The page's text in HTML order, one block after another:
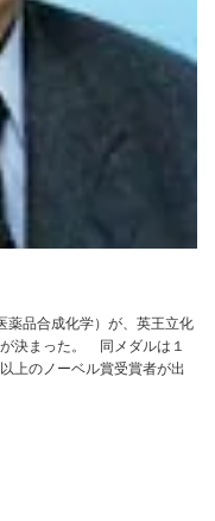
薬品合成化学）が、英王立化
決まった。 同メダルは１
上のノーベル賞受賞者が出